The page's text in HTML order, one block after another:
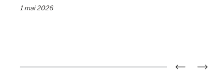
1 mai 2026